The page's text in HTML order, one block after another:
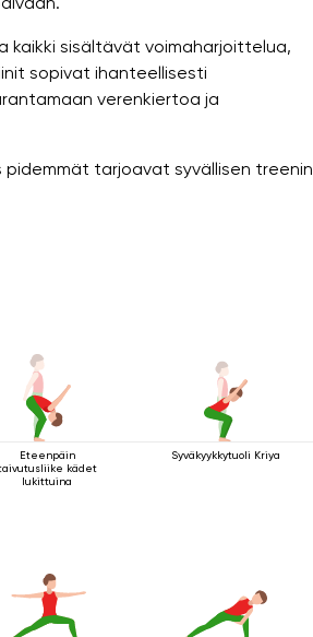
sisältävät voimaharjoittelua,
sopivat ihanteellisesti
verenkiertoa ja
tarjoavat syvällisen treenin
Eteenpäin
kädet
lukittuina
Syväkyykkytuoli Kriya